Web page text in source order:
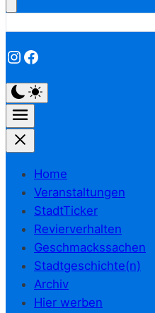
Instagram
Facebook
Home
Veranstaltungen
StadtTicker
Revierverhalten
Geschmackssachen
Stadtgeschichte(n)
Archiv
Hier werben